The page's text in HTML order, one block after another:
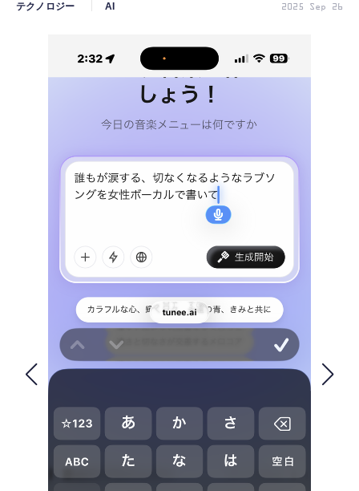
公式ストア
FOLLOW US
テクノロジー AI 2025 Sep 26